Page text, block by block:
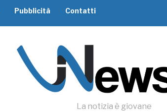
Pubblicità Contatti
La notizia è giovane